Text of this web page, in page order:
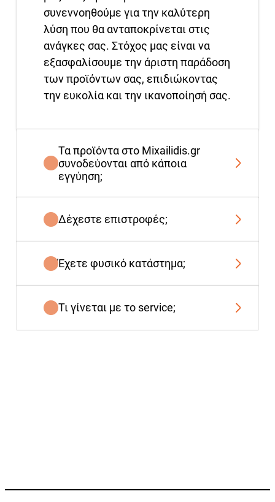
συνεννοηθούμε για την καλύτερη
λύση που θα ανταποκρίνεται στις
ανάγκες σας. Στόχος μας είναι να
εξασφαλίσουμε την άριστη παράδοση
των προϊόντων σας, επιδιώκοντας
την ευκολία και την ικανοποίησή σας.
Τα προϊόντα στο Mixailidis.gr
συνοδεύονται από κάποια
εγγύηση;
Δέχεστε επιστροφές;
Έχετε φυσικό κατάστημα;
Τι γίνεται με το service;